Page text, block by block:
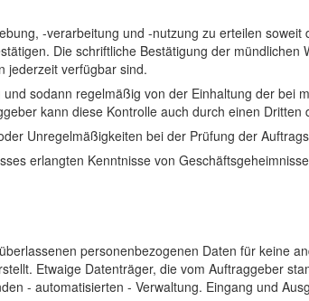
-verarbeitung und -nutzung zu erteilen
Die schriftliche Bestätigung der mündlichen
jederzeit verfügbar sind.
sodann regelmäßig von der Einhaltung der bei
kann diese Kontrolle auch durch einen Dritten
Unregelmäßigkeiten bei der Prüfung der
erlangten Kenntnisse von
personenbezogenen Daten für keine
Etwaige Datenträger, die vom Auftraggeber
- automatisierten - Verwaltung. Eingang und